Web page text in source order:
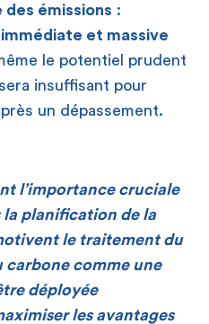
des émissions :
immédiate et massive
le potentiel prudent
insuffisant pour
un dépassement.
l’importance cruciale
la planification de la
le traitement du
comme une
déployée
les avantages